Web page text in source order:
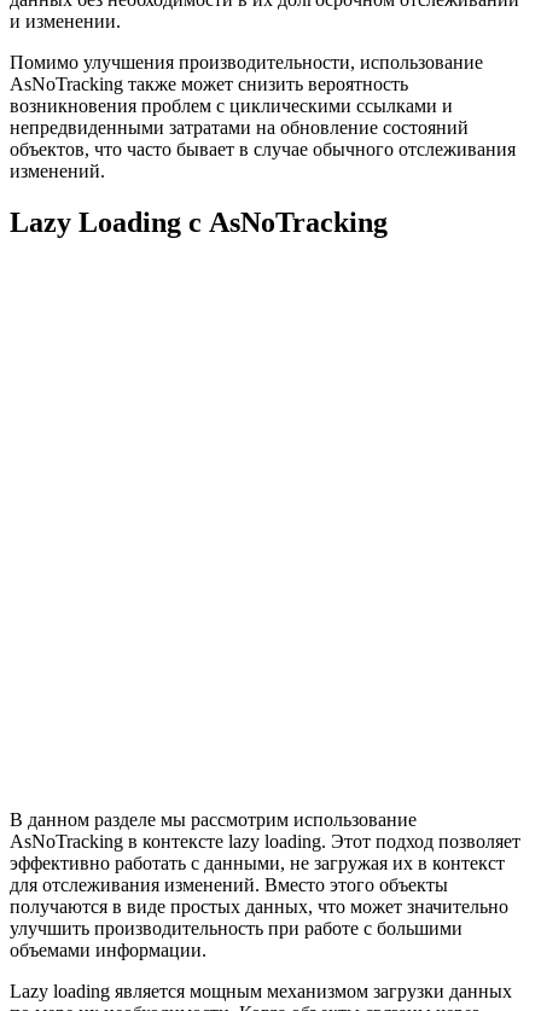
и изменении.
Помимо улучшения производительности, использование
AsNoTracking также может снизить вероятность
возникновения проблем с циклическими ссылками и
непредвиденными затратами на обновление состояний
объектов, что часто бывает в случае обычного отслеживания
изменений.
Lazy Loading с AsNoTracking
В данном разделе мы рассмотрим использование
AsNoTracking в контексте lazy loading. Этот подход позволяет
эффективно работать с данными, не загружая их в контекст
для отслеживания изменений. Вместо этого объекты
получаются в виде простых данных, что может значительно
улучшить производительность при работе с большими
объемами информации.
Lazy loading является мощным механизмом загрузки данных